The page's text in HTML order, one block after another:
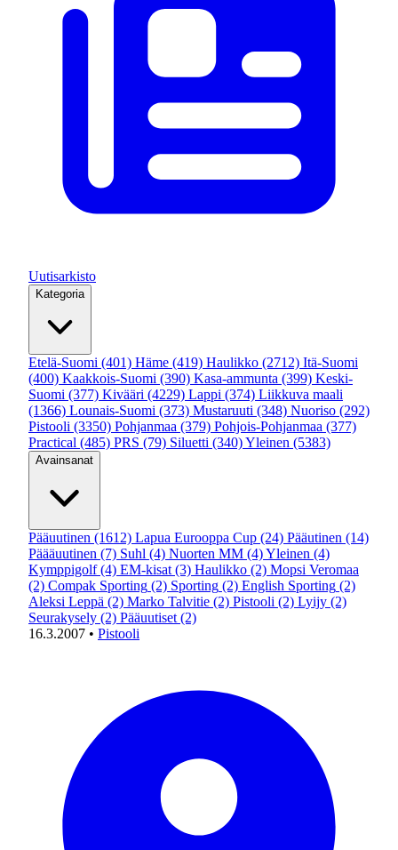
Uutisarkisto
Kategoria
Etelä-Suomi (401) Häme (419) Haulikko (2712) Itä-Suomi
(400) Kaakkois-Suomi (390) Kasa-ammunta (399) Keski-
Suomi (377) Kivääri (4229) Lappi (374) Liikkuva maali
(1366) Lounais-Suomi (373) Mustaruuti (348) Nuoriso (292)
Pistooli (3350) Pohjanmaa (379) Pohjois-Pohjanmaa (377)
Practical (485) PRS (79) Siluetti (340)Yleinen (5383)
Avainsanat
Pääuutinen (1612) Lapua Eurooppa Cup (24) Pääutinen (14)
Päääuutinen (7) Suhl (4) Nuorten MM (4)Yleinen (4)
Kymppigolf (4) EM-kisat (3) Haulikko (2) Mopsi Veromaa
(2) Compak Sporting (2) Sporting (2) English Sporting (2)
Aleksi Leppä (2) Marko Talvitie (2) Pistooli (2) Lyijy (2)
Seurakysely (2) Pääuutiset (2)
16.3.2007 • Pistooli